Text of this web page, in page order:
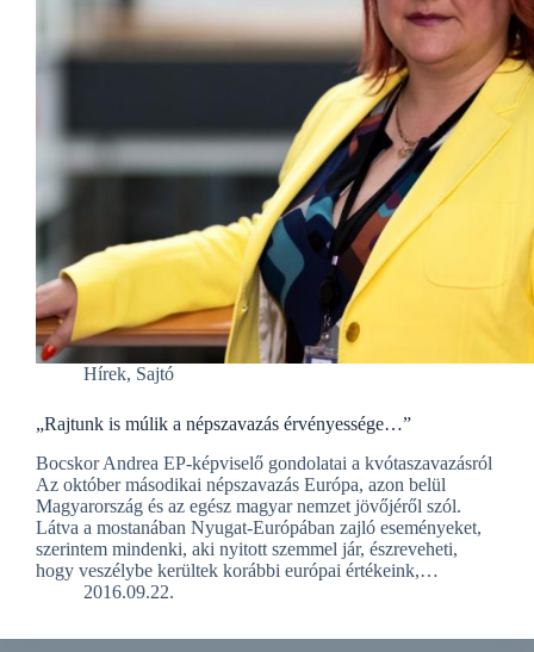
Hírek, Sajtó
„Rajtunk is múlik a népszavazás érvényessége…”
Bocskor Andrea EP-képviselő gondolatai a kvótaszavazásról
Az október másodikai népszavazás Európa, azon belül
Magyarország és az egész magyar nemzet jövőjéről szól.
Látva a mostanában Nyugat-Európában zajló eseményeket,
szerintem mindenki, aki nyitott szemmel jár, észreveheti,
hogy veszélybe kerültek korábbi európai értékeink,…
2016.09.22.